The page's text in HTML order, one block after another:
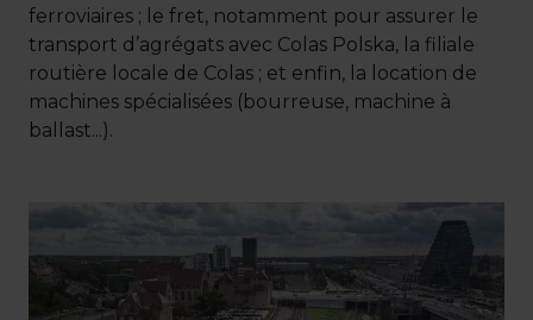
ferroviaires ; le fret, notamment pour assurer le
transport d’agrégats avec Colas Polska, la filiale
routière locale de Colas ; et enfin, la location de
machines spécialisées (bourreuse, machine à
ballast...).